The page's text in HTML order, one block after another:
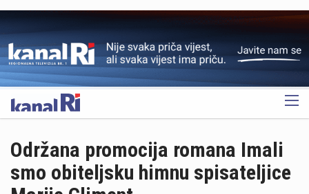
OGLAS
Održana promocija romana Imali
smo obiteljsku himnu spisateljice